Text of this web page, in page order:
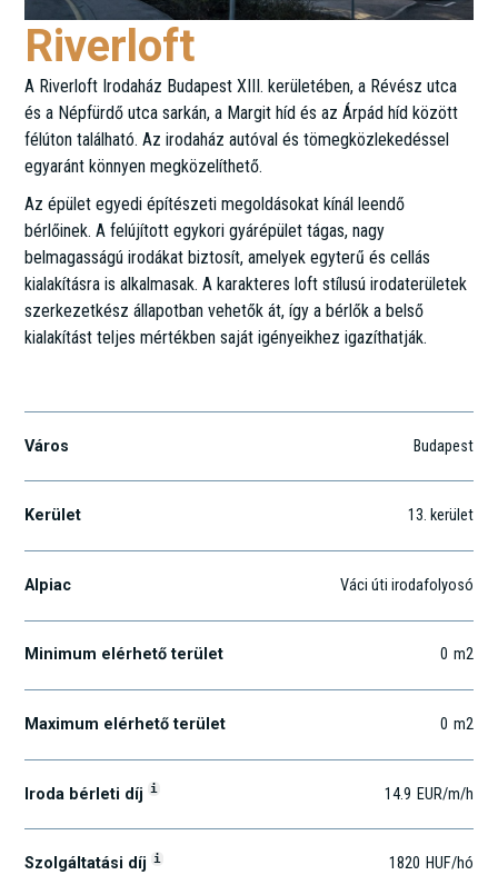
Riverloft
A Riverloft Irodaház Budapest XIII. kerületében, a Révész utca
és a Népfürdő utca sarkán, a Margit híd és az Árpád híd között
félúton található. Az irodaház autóval és tömegközlekedéssel
egyaránt könnyen megközelíthető.
Az épület egyedi építészeti megoldásokat kínál leendő
bérlőinek. A felújított egykori gyárépület tágas, nagy
belmagasságú irodákat biztosít, amelyek egyterű és cellás
kialakításra is alkalmasak. A karakteres loft stílusú irodaterületek
szerkezetkész állapotban vehetők át, így a bérlők a belső
kialakítást teljes mértékben saját igényeikhez igazíthatják.
Város Budapest
Kerület 13. kerület
Alpiac Váci úti irodafolyosó
Minimum elérhető terület 0 m2
Maximum elérhető terület 0 m2
Iroda bérleti díj i 14.9 EUR/m/h
Szolgáltatási díj i 1820 HUF/hó